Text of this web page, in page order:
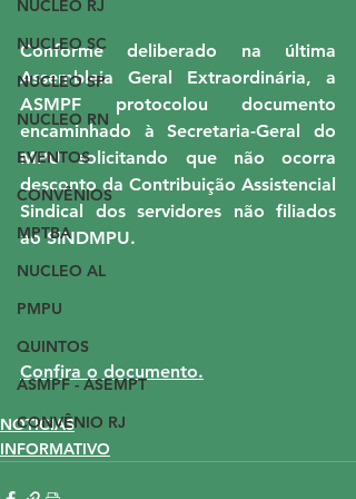
NUCLEO RJ
NUCLEO SC
NUCLEO SP
NUCLEO RN
EVENTOS
CONVÊNIOS
MPTBA
NUCLEO AL
PMPU
QUINTOS
ASMPF - ASEMPT
CONVÊNIO RJ
Conforme deliberado na última
Assembleia Geral Extraordinária, a
ASMPF protocolou documento
encaminhado à Secretaria-Geral do
MPU solicitando que não ocorra
desconto da Contribuição Assistencial
Sindical dos servidores não filiados
ao SINDMPU.
Confira o documento.
NOTICIAS
INFORMATIVO